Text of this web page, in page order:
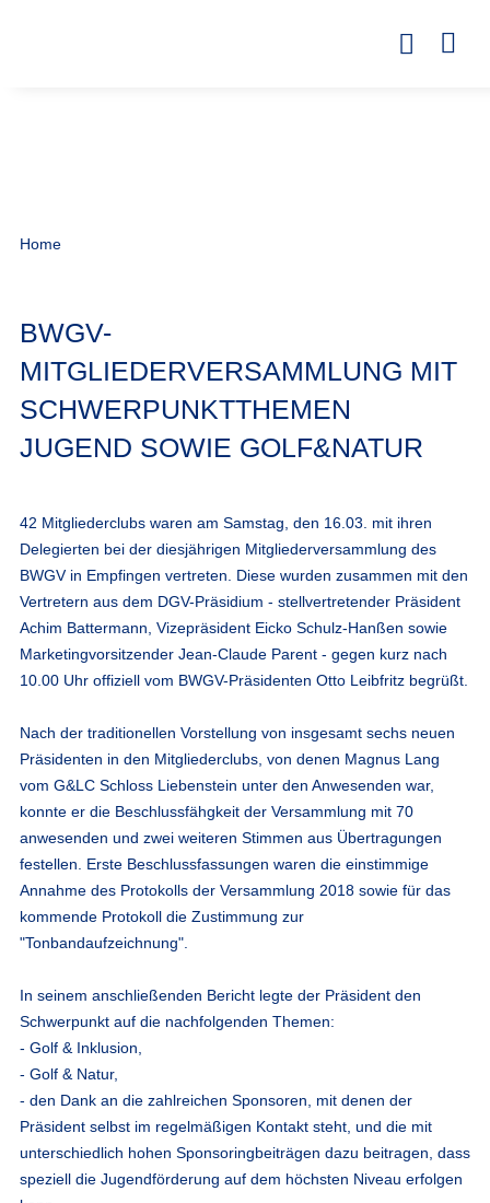
Home
BWGV-
MITGLIEDERVERSAMMLUNG MIT
SCHWERPUNKTTHEMEN
JUGEND SOWIE GOLF&NATUR
42 Mitgliederclubs waren am Samstag, den 16.03. mit ihren
Delegierten bei der diesjährigen Mitgliederversammlung des
BWGV in Empfingen vertreten. Diese wurden zusammen mit den
Vertretern aus dem DGV-Präsidium - stellvertretender Präsident
Achim Battermann, Vizepräsident Eicko Schulz-Hanßen sowie
Marketingvorsitzender Jean-Claude Parent - gegen kurz nach
10.00 Uhr offiziell vom BWGV-Präsidenten Otto Leibfritz begrüßt.
Nach der traditionellen Vorstellung von insgesamt sechs neuen
Präsidenten in den Mitgliederclubs, von denen Magnus Lang
vom G&LC Schloss Liebenstein unter den Anwesenden war,
konnte er die Beschlussfähgkeit der Versammlung mit 70
anwesenden und zwei weiteren Stimmen aus Übertragungen
festellen. Erste Beschlussfassungen waren die einstimmige
Annahme des Protokolls der Versammlung 2018 sowie für das
kommende Protokoll die Zustimmung zur
"Tonbandaufzeichnung".
In seinem anschließenden Bericht legte der Präsident den
Schwerpunkt auf die nachfolgenden Themen:
- Golf & Inklusion,
- Golf & Natur,
- den Dank an die zahlreichen Sponsoren, mit denen der
Präsident selbst im regelmäßigen Kontakt steht, und die mit
unterschiedlich hohen Sponsoringbeiträgen dazu beitragen, dass
speziell die Jugendförderung auf dem höchsten Niveau erfolgen